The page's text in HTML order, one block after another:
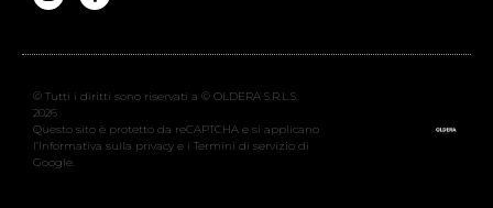
© Tutti i diritti sono riservati a © OLDERA S.R.L.S.
2026
Questo sito è protetto da reCAPTCHA e si applicano
l’Informativa sulla privacy e i Termini di servizio di
Google.